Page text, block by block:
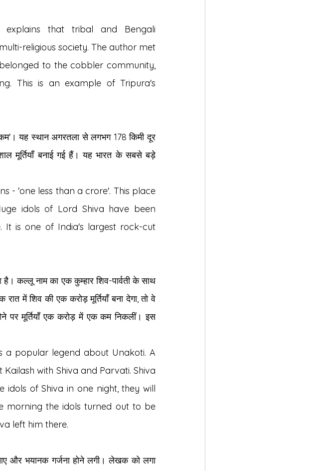
explains that tribal and Bengali
religious society. The author met
to the cobbler community,
This is an example of Tripura's
यह स्थान अगरतला से लगभग 178 किमी दूर
मूर्तियाँ बनाई गई हैं। यह भारत के सबसे बड़े
- 'one less than a crore'. This place
idols of Lord Shiva have been
It is one of India's largest rock-cut
कल्लू नाम का एक कुम्हार शिव-पार्वती के साथ
में शिव की एक करोड़ मूर्तियाँ बना देगा, तो वे
पर मूर्तियाँ एक करोड़ में एक कम निकलीं। इस
a popular legend about Unakoti. A
with Shiva and Parvati. Shiva
of Shiva in one night, they will
morning the idols turned out to be
left him there.
और भयानक गर्जना होने लगी। लेखक को लगा